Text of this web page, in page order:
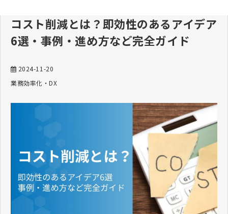
コスト削減とは？即効性のあるアイデア
6選・事例・進め方など完全ガイド
2024-11-20
業務効率化・DX